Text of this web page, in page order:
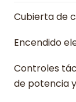
Cubierta de
Encendido
Controles
de potencia